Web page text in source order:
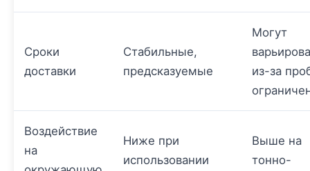
Сроки
доставки
Стабильные,
предсказуемые
Могут
из-за
Воздействие
на
Ниже при
использовании
Выше на
тонно-